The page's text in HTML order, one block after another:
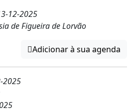
12-2025
de Figueira de Lorvão
Adicionar à sua agenda
2025